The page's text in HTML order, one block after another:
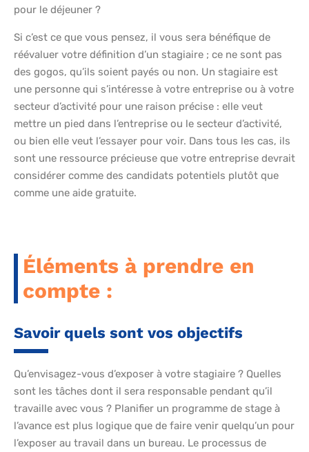
pour le déjeuner ?
Si c’est ce que vous pensez, il vous sera bénéfique de
réévaluer votre définition d’un stagiaire ; ce ne sont pas
des gogos, qu’ils soient payés ou non. Un stagiaire est
une personne qui s’intéresse à votre entreprise ou à votre
secteur d’activité pour une raison précise : elle veut
mettre un pied dans l’entreprise ou le secteur d’activité,
ou bien elle veut l’essayer pour voir. Dans tous les cas, ils
sont une ressource précieuse que votre entreprise devrait
considérer comme des candidats potentiels plutôt que
comme une aide gratuite.
Éléments à prendre en
compte :
Savoir quels sont vos objectifs
Qu’envisagez-vous d’exposer à votre stagiaire ? Quelles
sont les tâches dont il sera responsable pendant qu’il
travaille avec vous ? Planifier un programme de stage à
l’avance est plus logique que de faire venir quelqu’un pour
l’exposer au travail dans un bureau. Le processus de